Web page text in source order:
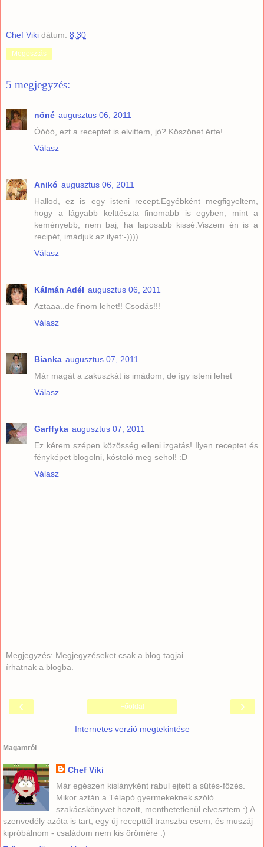
Chef Viki dátum: 8:30
Megosztás
5 megjegyzés:
nöné augusztus 06, 2011
Óóóó, ezt a receptet is elvittem, jó? Köszönet érte!
Válasz
Anikó augusztus 06, 2011
Hallod, ez is egy isteni recept.Egyébként megfigyeltem,
hogy a lágyabb kelttészta finomabb is egyben, mint a
keményebb, nem baj, ha laposabb kissé.Viszem én is a
recipét, imádjuk az ilyet:-))))
Válasz
Kálmán Adél augusztus 06, 2011
Aztaaa..de finom lehet!! Csodás!!!
Válasz
Bianka augusztus 07, 2011
Már magát a zakuszkát is imádom, de így isteni lehet
Válasz
Garffyka augusztus 07, 2011
Ez kérem szépen közösség elleni izgatás! Ilyen receptet és
fényképet blogolni, kóstoló meg sehol! :D
Válasz
Megjegyzés: Megjegyzéseket csak a blog tagjai
írhatnak a blogba.
‹ ›
Főoldal
Internetes verzió megtekintése
Magamról
Chef Viki
Már egészen kislányként rabul ejtett a sütés-főzés.
Mikor aztán a Télapó gyermekeknek szóló
szakácskönyvet hozott, menthetetlenül elvesztem :) A
szenvedély azóta is tart, egy új recepttől transzba esem, és muszáj
kipróbálnom - családom nem kis örömére :)